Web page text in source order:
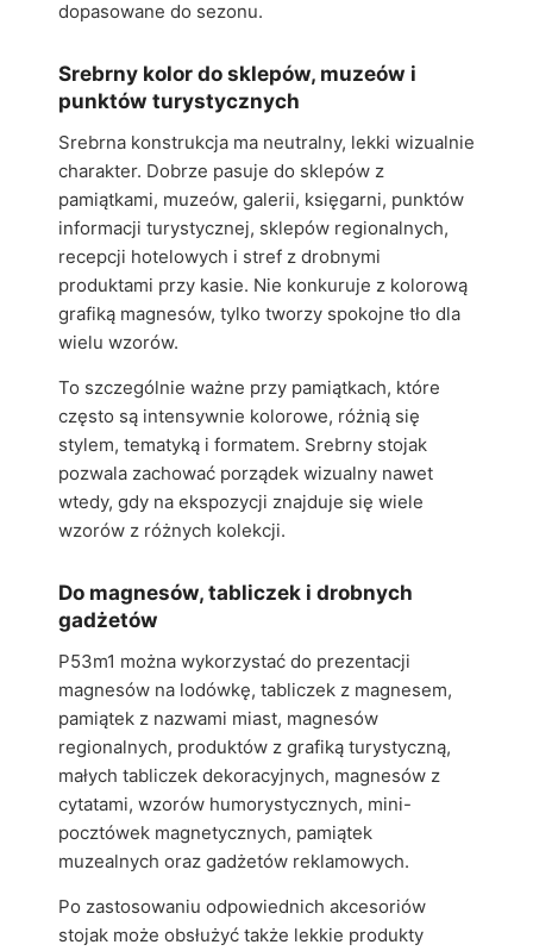
dopasowane do sezonu.
Srebrny kolor do sklepów, muzeów i
punktów turystycznych
Srebrna konstrukcja ma neutralny, lekki wizualnie
charakter. Dobrze pasuje do sklepów z
pamiątkami, muzeów, galerii, księgarni, punktów
informacji turystycznej, sklepów regionalnych,
recepcji hotelowych i stref z drobnymi
produktami przy kasie. Nie konkuruje z kolorową
grafiką magnesów, tylko tworzy spokojne tło dla
wielu wzorów.
To szczególnie ważne przy pamiątkach, które
często są intensywnie kolorowe, różnią się
stylem, tematyką i formatem. Srebrny stojak
pozwala zachować porządek wizualny nawet
wtedy, gdy na ekspozycji znajduje się wiele
wzorów z różnych kolekcji.
Do magnesów, tabliczek i drobnych
gadżetów
P53m1 można wykorzystać do prezentacji
magnesów na lodówkę, tabliczek z magnesem,
pamiątek z nazwami miast, magnesów
regionalnych, produktów z grafiką turystyczną,
małych tabliczek dekoracyjnych, magnesów z
cytatami, wzorów humorystycznych, mini-
pocztówek magnetycznych, pamiątek
muzealnych oraz gadżetów reklamowych.
Po zastosowaniu odpowiednich akcesoriów
stojak może obsłużyć także lekkie produkty